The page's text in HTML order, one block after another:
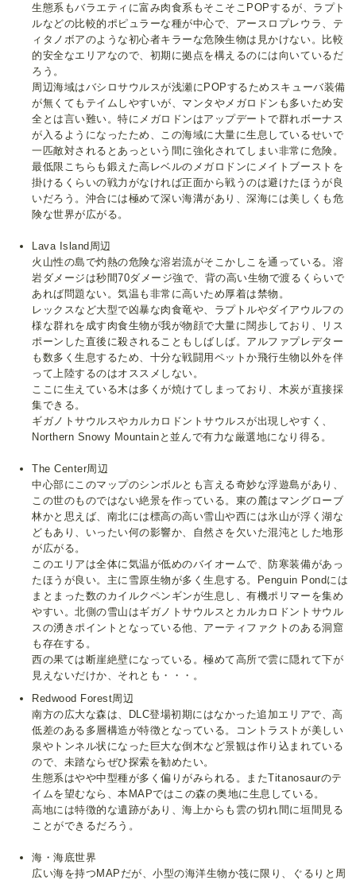
生態系もバラエティに富み肉食系もそこそこPOPするが、ラプト
ルなどの比較的ポピュラーな種が中心で、アースロプレウラ、テ
ィタノボアのような初心者キラーな危険生物は見かけない。比較
的安全なエリアなので、初期に拠点を構えるのには向いているだ
ろう。
周辺海域はバシロサウルスが浅瀬にPOPするためスキューバ装備
が無くてもテイムしやすいが、マンタやメガロドンも多いため安
全とは言い難い。特にメガロドンはアップデートで群れボーナス
が入るようになったため、この海域に大量に生息しているせいで
一匹敵対されるとあっという間に強化されてしまい非常に危険。
最低限こちらも鍛えた高レベルのメガロドンにメイトブーストを
掛けるくらいの戦力がなければ正面から戦うのは避けたほうが良
いだろう。沖合には極めて深い海溝があり、深海には美しくも危
険な世界が広がる。
Lava Island周辺
火山性の島で灼熱の危険な溶岩流がそこかしこを通っている。溶
岩ダメージは秒間70ダメージ強で、背の高い生物で渡るくらいで
あれば問題ない。気温も非常に高いため厚着は禁物。
レックスなど大型で凶暴な肉食竜や、ラプトルやダイアウルフの
様な群れを成す肉食生物が我が物顔で大量に闊歩しており、リス
ポーンした直後に殺されることもしばしば。アルファプレデター
も数多く生息するため、十分な戦闘用ペットか飛行生物以外を伴
って上陸するのはオススメしない。
ここに生えている木は多くが焼けてしまっており、木炭が直接採
集できる。
ギガノトサウルスやカルカロドントサウルスが出現しやすく、
Northern Snowy Mountainと並んで有力な厳選地になり得る。
The Center周辺
中心部にこのマップのシンボルとも言える奇妙な浮遊島があり、
この世のものではない絶景を作っている。東の麓はマングローブ
林かと思えば、南北には標高の高い雪山や西には氷山が浮く湖な
どもあり、いったい何の影響か、自然さを欠いた混沌とした地形
が広がる。
このエリアは全体に気温が低めのバイオームで、防寒装備があっ
たほうが良い。主に雪原生物が多く生息する。Penguin Pondには
まとまった数のカイルクペンギンが生息し、有機ポリマーを集め
やすい。北側の雪山はギガノトサウルスとカルカロドントサウル
スの湧きポイントとなっている他、アーティファクトのある洞窟
も存在する。
西の果ては断崖絶壁になっている。極めて高所で雲に隠れて下が
見えないだけか、それとも・・・。
Redwood Forest周辺
南方の広大な森は、DLC登場初期にはなかった追加エリアで、高
低差のある多層構造が特徴となっている。コントラストが美しい
泉やトンネル状になった巨大な倒木など景観は作り込まれている
ので、未踏ならぜひ探索を勧めたい。
生態系はやや中型種が多く偏りがみられる。またTitanosaurのテ
イムを望むなら、本MAPではこの森の奥地に生息している。
高地には特徴的な遺跡があり、海上からも雲の切れ間に垣間見る
ことができるだろう。
海・海底世界
広い海を持つMAPだが、小型の海洋生物か筏に限り、ぐるりと周